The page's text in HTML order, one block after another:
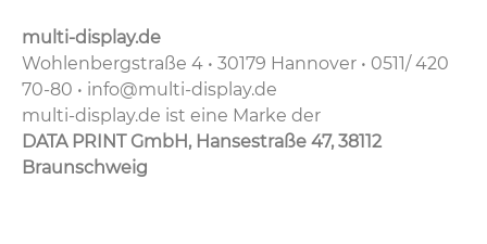
multi-display.de
Wohlenbergstraße 4 • 30179 Hannover • 0511/ 420
70-80 • info@multi-display.de
multi-display.de ist eine Marke der
DATA PRINT GmbH, Hansestraße 47, 38112
Braunschweig